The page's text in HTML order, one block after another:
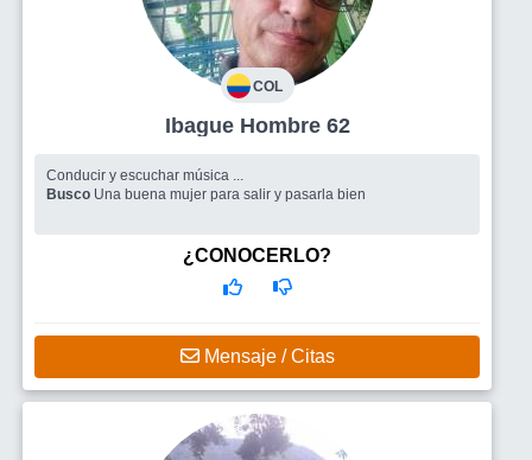
COL
Ibague Hombre 62
Conducir y escuchar música ...
Busco Una buena mujer para salir y pasarla bien
¿CONOCERLO?
Mensaje / Citas